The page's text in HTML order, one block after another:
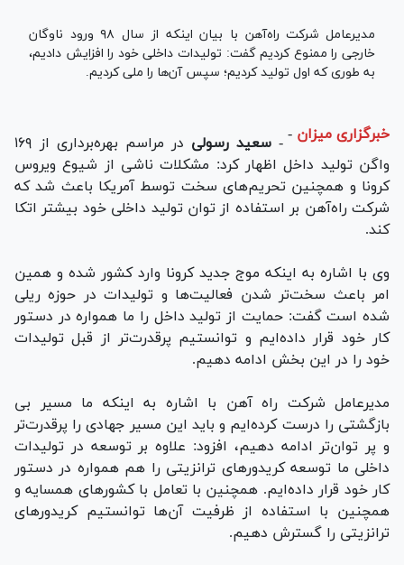
مدیرعامل شرکت راه‌آهن با بیان اینکه از سال ۹۸ ورود ناوگان
خارجی را ممنوع کردیم گفت: تولیدات داخلی خود را افزایش دادیم،
به طوری که اول تولید کردیم؛ سپس آن‌ها را ملی کردیم.
خبرگزاری میزان -
- سعید رسولی
در مراسم بهره‌برداری از ۱۶۹
واگن تولید داخل اظهار کرد: مشکلات ناشی از شیوع ویروس
کرونا و همچنین تحریم‌های سخت توسط آمریکا باعث شد که
شرکت راه‌آهن بر استفاده از توان تولید داخلی خود بیشتر اتکا
کند.
وی با اشاره به اینکه موج جدید کرونا وارد کشور شده و همین
امر باعث سخت‌تر شدن فعالیت‌ها و تولیدات در حوزه ریلی
شده است گفت: حمایت از تولید داخل را ما همواره در دستور
کار خود قرار داده‌ایم و توانستیم پرقدرت‌تر از قبل تولیدات
خود را در این بخش ادامه دهیم.
مدیرعامل شرکت راه آهن با اشاره به اینکه ما مسیر بی
بازگشتی را درست کرده‌ایم و باید این مسیر جهادی را پرقدرت‌تر
و پر توان‌تر ادامه دهیم، افزود: علاوه بر توسعه در تولیدات
داخلی ما توسعه کریدور‌های ترانزیتی را هم همواره در دستور
کار خود قرار داده‌ایم. همچنین با تعامل با کشور‌های همسایه و
همچنین با استفاده از ظرفیت آن‌ها توانستیم کریدور‌های
ترانزیتی را گسترش دهیم.